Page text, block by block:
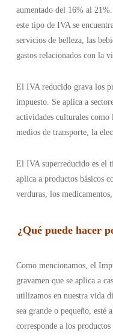
aumentado del 16% al
este tipo de IVA se
servicios de belleza, las
gastos relacionados con la
El IVA reducido grava los
impuesto. Se aplica a
actividades culturales como
medios de transporte, la
El IVA superreducido es el
aplica a productos básicos
verduras, los
¿Qué puede hacer
Como mencionamos, el
gravamen que se aplica a
utilizamos en nuestra vida
sea grande o pequeño,
corresponde a los